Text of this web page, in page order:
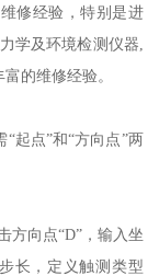
修经验，特别是进
学及环境检测仪器,
的维修经验。
起点”和“方向点”两
方向点“D”，输入坐
长，定义触测类型